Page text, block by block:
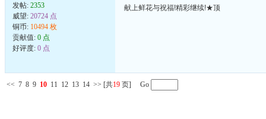
发帖: 2353
威望: 20724 点
铜币: 10494 枚
贡献值: 0 点
好评度: 0 点
献上鲜花与祝福!精彩继续!★顶
<< 7 8 9 10 11 12 13 14 >> [共19 页] Go